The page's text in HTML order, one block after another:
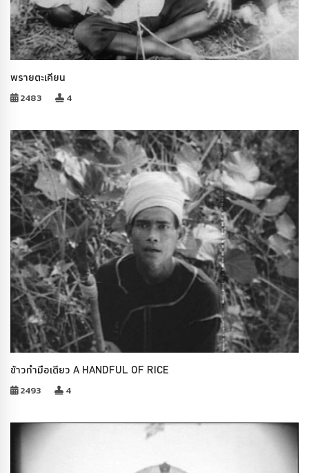
พรายตะเคียน
2483 4
ข้าวกำมือเดียว A HANDFUL OF RICE
2493 4